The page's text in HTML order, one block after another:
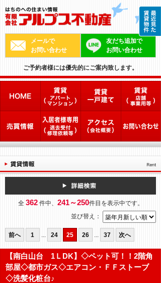
メールで
お問い合わせ
友だち追加で
お問い合わせ
ご予約者様には優先的にご案内致します。
全 362件中、 241～250件目を表示中です。
並び替え：
前へ 1 ... 24 25 26 ... 37 次へ
【南白山台 1ＬDK】◇ペット可！！2階角
部屋◇都市ガス◇エアコン・ＦＦストーブ
◇洗髪化粧台♪